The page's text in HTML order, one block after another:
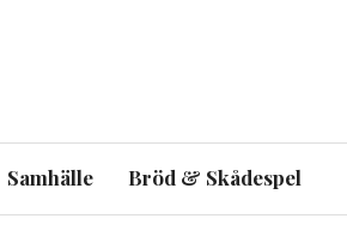
Samhälle Bröd & Skådespel